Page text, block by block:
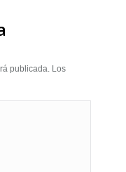
publicada. Los